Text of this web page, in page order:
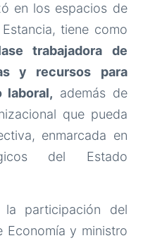
en los espacios de
tiene como
trabajadora de
y recursos para
laboral, además de
que pueda
enmarcada en
del Estado
participación del
Economía y ministro